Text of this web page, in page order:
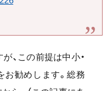
、この前提は中小・
お勧めします。総務